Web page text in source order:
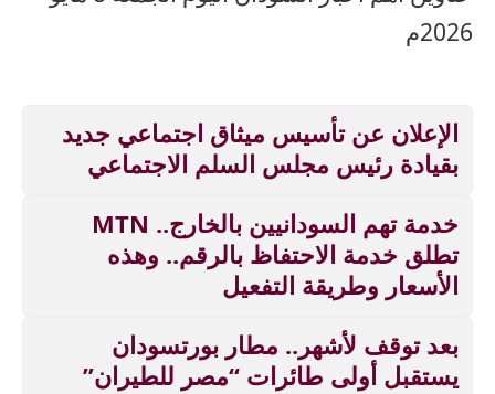
2026م
الإعلان عن تأسيس ميثاق اجتماعي جديد
بقيادة رئيس مجلس السلم الاجتماعي
خدمة تهم السودانيين بالخارج.. MTN
تطلق خدمة الاحتفاظ بالرقم.. وهذه
الأسعار وطريقة التفعيل
بعد توقف لأشهر.. مطار بورتسودان
يستقبل أولى طائرات “مصر للطيران”